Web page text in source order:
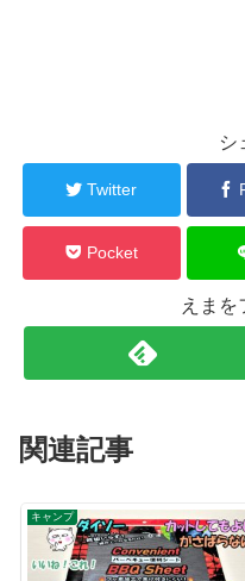
シ
Twitter
Pocket
えまを
関連記事
キャンプ